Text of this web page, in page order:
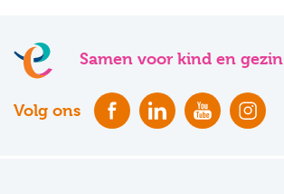
Samen voor kind en gezin
Volg ons